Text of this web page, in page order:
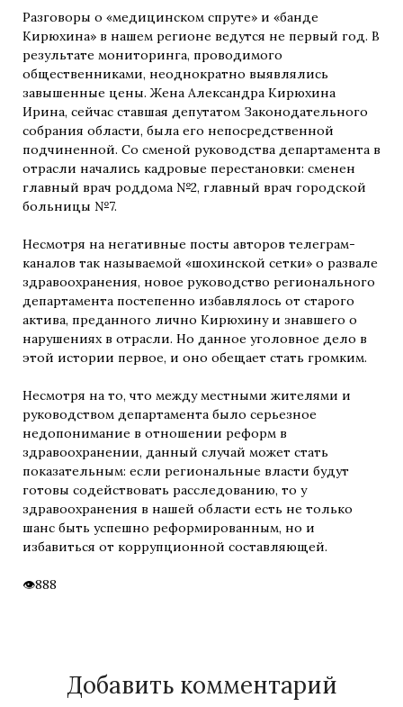
Разговоры о «медицинском спруте» и «банде
Кирюхина» в нашем регионе ведутся не первый год. В
результате мониторинга, проводимого
общественниками, неоднократно выявлялись
завышенные цены. Жена Александра Кирюхина
Ирина, сейчас ставшая депутатом Законодательного
собрания области, была его непосредственной
подчиненной. Со сменой руководства департамента в
отрасли начались кадровые перестановки: сменен
главный врач роддома №2, главный врач городской
больницы №7.
Несмотря на негативные посты авторов телеграм-
каналов так называемой «шохинской сетки» о развале
здравоохранения, новое руководство регионального
департамента постепенно избавлялось от старого
актива, преданного лично Кирюхину и знавшего о
нарушениях в отрасли. Но данное уголовное дело в
этой истории первое, и оно обещает стать громким.
Несмотря на то, что между местными жителями и
руководством департамента было серьезное
недопонимание в отношении реформ в
здравоохранении, данный случай может стать
показательным: если региональные власти будут
готовы содействовать расследованию, то у
здравоохранения в нашей области есть не только
шанс быть успешно реформированным, но и
избавиться от коррупционной составляющей.
888
Добавить комментарий